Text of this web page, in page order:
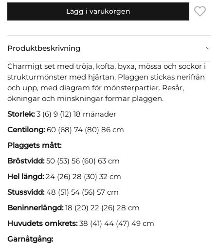
Lägg i varukorgen
Produktbeskrivning
Charmigt set med tröja, kofta, byxa, mössa och sockor i
strukturmönster med hjärtan. Plaggen stickas nerifrån
och upp, med diagram för mönsterpartier. Resår,
ökningar och minskningar formar plaggen.
Storlek:3 (6) 9 (12) 18 månader
Centilong:60 (68) 74 (80) 86 cm
Plaggets mått:
Bröstvidd:50 (53) 56 (60) 63 cm
Hel längd:24 (26) 28 (30) 32 cm
Stussvidd:48 (51) 54 (56) 57 cm
Beninnerlängd:18 (20) 22 (26) 28 cm
Huvudets omkrets:38 (41) 44 (47) 49 cm
Garnåtgång: